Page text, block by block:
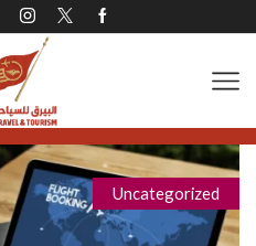
Uncategorized